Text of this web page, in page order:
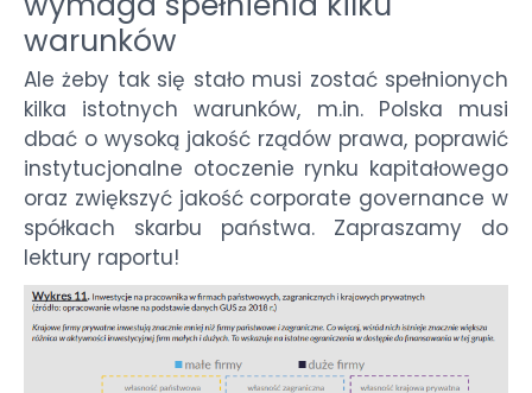
warunków
Ale żeby tak się stało musi zostać spełnionych
kilka istotnych warunków, m.in. Polska musi
dbać o wysoką jakość rządów prawa, poprawić
instytucjonalne otoczenie rynku kapitałowego
oraz zwiększyć jakość corporate governance w
spółkach skarbu państwa. Zapraszamy do
lektury raportu!